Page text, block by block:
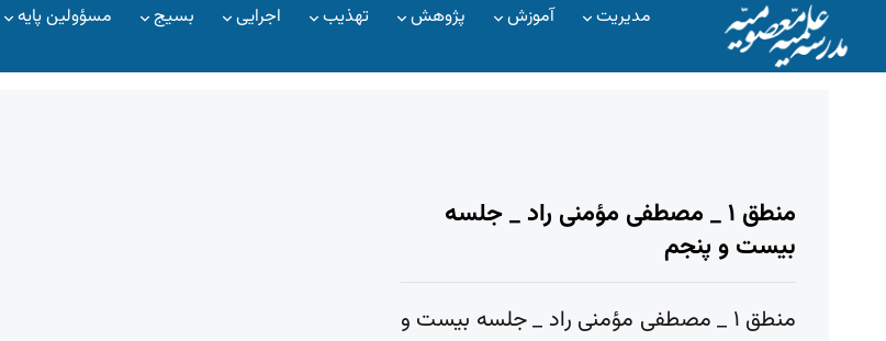
مدیریت آموزش پژوهش تهذیب اجرایی بسیج مسؤولین پایه
منطق ۱ _ مصطفی مؤمنی راد _ جلسه
بیست و پنجم
منطق ۱ _ مصطفی مؤمنی راد _ جلسه بیست و